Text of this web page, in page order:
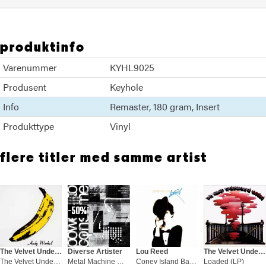
produktinfo
Varenummer
KYHL9025
Produsent
Keyhole
Info
Remaster 180 gram Insert
Produkttype
Vinyl
flere titler med samme artist
The Velvet Underground
The Velvet Underground & Nico…45th (LP)
50%
Diverse Artister
Metal Machine Music: Power… - RSD (2LP)
Lou Reed
Coney Island Baby (LP)
The Velvet Underground
Loaded (LP)